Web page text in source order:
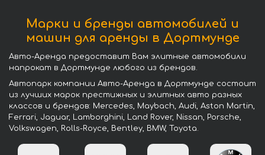
Марки и бренды автомобилей и
машин для аренды в Дортмунде
Авто-Аренда предоставит Вам элитные автомобили
напрокат в Дортмунде любого из брендов.
Автопарк компании Авто-Аренда в Дортмунде состоит
из лучших марок престижных и элитных авто разных
классов и брендов: Mercedes, Maybach, Audi, Aston Martin,
Ferrari, Jaguar, Lamborghini, Land Rover, Nissan, Porsche,
Volkswagen, Rolls-Royce, Bentley, BMW, Toyota.